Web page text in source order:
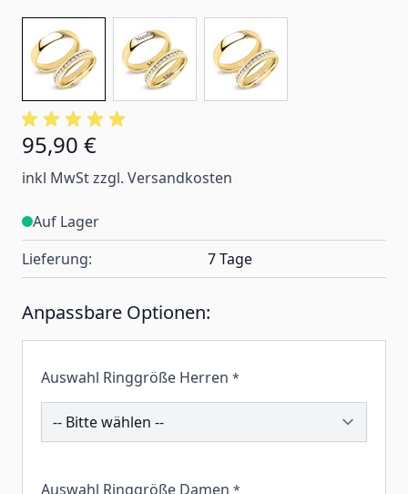
95,90 €
inkl MwSt zzgl. Versandkosten
Auf Lager
Lieferung:
7 Tage
Anpassbare Optionen:
Auswahl Ringgröße Herren *
195503
Auswahl Ringgröße Damen *